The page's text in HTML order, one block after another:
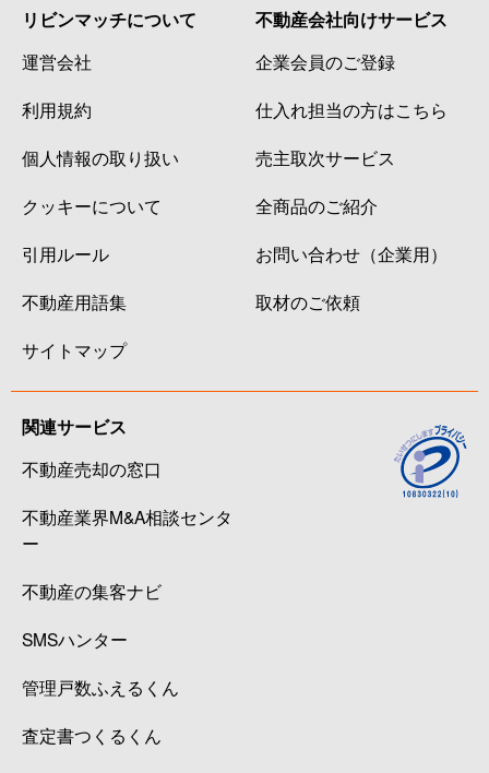
リビンマッチについて
運営会社
利用規約
個人情報の取り扱い
クッキーについて
引用ルール
不動産用語集
サイトマップ
不動産会社向けサービス
企業会員のご登録
仕入れ担当の方はこちら
売主取次サービス
全商品のご紹介
お問い合わせ（企業用）
取材のご依頼
関連サービス
不動産売却の窓口
不動産業界M&A相談センタ
ー
不動産の集客ナビ
SMSハンター
管理戸数ふえるくん
査定書つくるくん